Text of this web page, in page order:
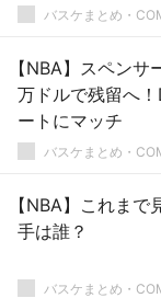
バスケまとめ・
【NBA】スペン
万ドルで残留へ
ートにマッチ
バスケまとめ・
【NBA】これま
手は誰？
バスケまとめ・